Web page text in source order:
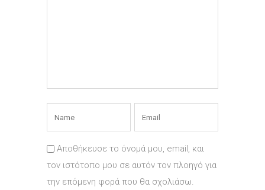
Αποθήκευσε το όνομά μου, email, και
τον ιστότοπο μου σε αυτόν τον πλοηγό για
την επόμενη φορά που θα σχολιάσω.